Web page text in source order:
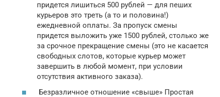
придется лишиться 500 рублей — для пеших
курьеров это треть (а то и половина!)
ежедневной оплаты. За пропуск смены
придется выложить уже 1500 рублей, столько же
за срочное прекращение смены (это не касается
свободных слотов, которые курьер может
завершить в любой момент, при условии
отсутствия активного заказа).
Безразличное отношение «свыше» Простая